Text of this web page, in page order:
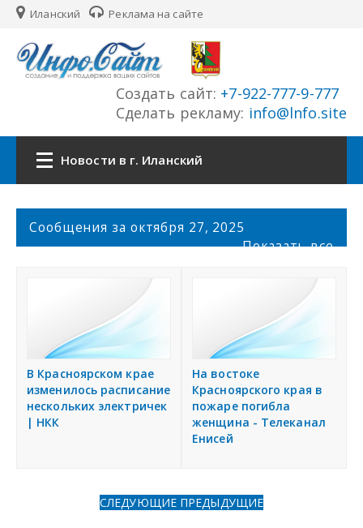
Иланский Реклама на сайте
Создать сайт: +7-922-777-9-777
Сделать рекламу: info@lnfo.site
Новости в г. Иланский
Главная
История города
Разместить объявление
Сообщения за октября 27, 2025
Показать все
В Красноярском крае
изменилось расписание
нескольких электричек
| НКК
На востоке
Красноярского края в
пожаре погибла
женщина - Телеканал
Енисей
СЛЕДУЮЩИЕ ПРЕДЫДУЩИЕ